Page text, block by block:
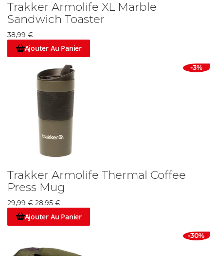
Trakker Armolife XL Marble
Sandwich Toaster
38,99 €
Ajouter Au Panier
-3%
Trakker Armolife Thermal Coffee
Press Mug
29,99 € 28,95 €
Ajouter Au Panier
-30%